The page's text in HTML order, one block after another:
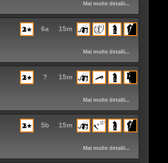
Mai multe detalii...
15m
6a
Mai multe detalii...
15m
?
Mai multe detalii...
15m
5b
Mai multe detalii...